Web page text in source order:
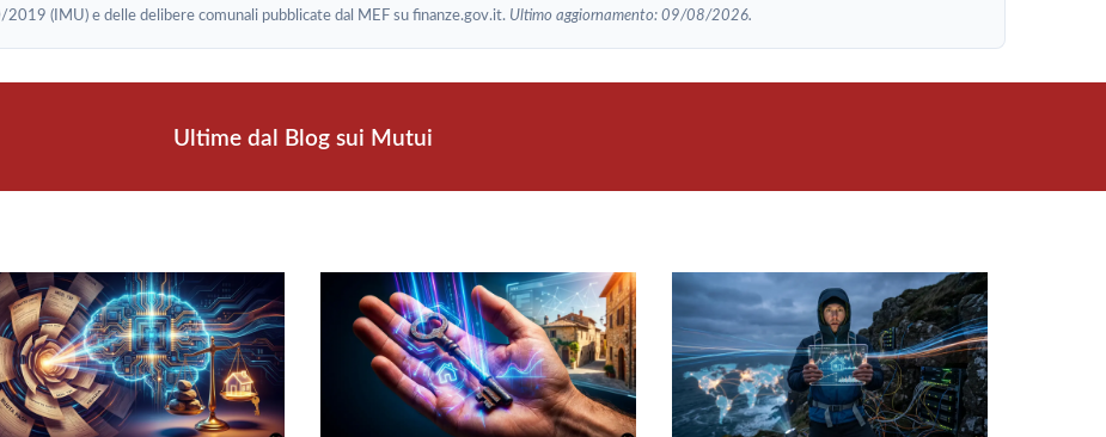
(IMU) e delle delibere comunali pubblicate dal MEF su finanze.gov.it. Ultimo aggiornamento: 09/08/2026.
Ultime dal Blog sui Mutui